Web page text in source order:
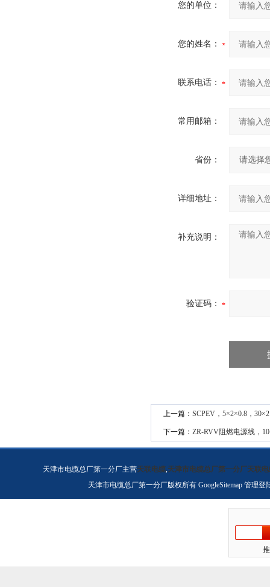
您的单位：
您的姓名：
联系电话：
常用邮箱：
省份：
详细地址：
补充说明：
验证码：
上一篇： SCPEV，5×2×0.8，
下一篇： ZR-RVV阻燃电源线，
天津市电缆总厂第一分厂主营天联电缆,天津市电缆总厂第一分厂天联电
天津市电缆总厂第一分厂版权所有 GoogleSitemap 管理登